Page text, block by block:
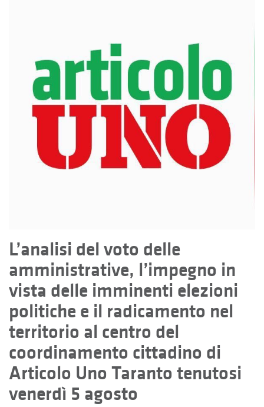
L’analisi del voto delle
amministrative, l’impegno in
vista delle imminenti elezioni
politiche e il radicamento nel
territorio al centro del
coordinamento cittadino di
Articolo Uno Taranto tenutosi
venerdì 5 agosto